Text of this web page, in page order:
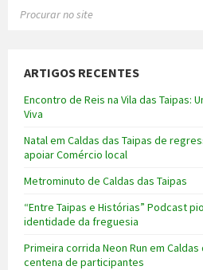
ARTIGOS RECENTES
Encontro de Reis na Vila das Taipas:
Viva
Natal em Caldas das Taipas de
apoiar Comércio local
Metrominuto de Caldas das Taipas
“Entre Taipas e Histórias” Podcast
identidade da freguesia
Primeira corrida Neon Run em Caldas
centena de participantes